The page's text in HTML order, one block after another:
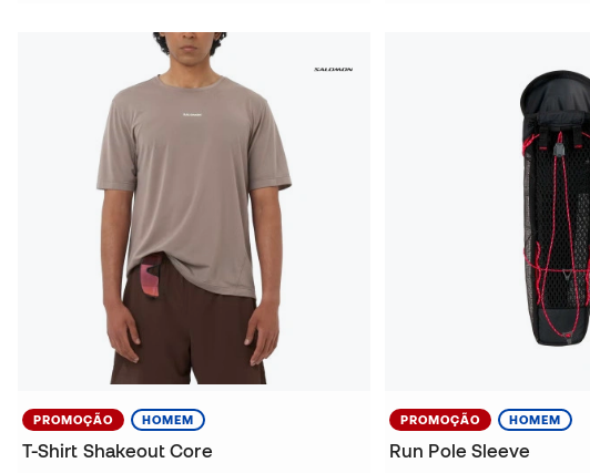
PROMOÇÃO HOMEM
T-Shirt Shakeout Core
PROMOÇÃO HOMEM
Run Pole Sleeve